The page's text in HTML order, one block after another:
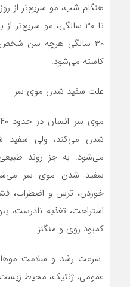
تا ۳۰ سالگی، مو
۳۰ سالگی هرچه سن شخص
کاسته می‌شود.
علت سفید شدن موی سر
شدن می‌کند، ولی سفید
می‌شود. به جز روند
سفید شدن موی سر
خوردن، ترس و اضطراب،
کمبود روی و منگنز.
سرعت رشد و سلامت مو‌ها
عمومی، ژنتیک، محیط